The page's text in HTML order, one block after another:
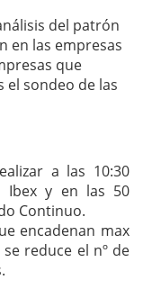
del patrón
en las empresas
que
el sondeo de las
a las 10:30
Ibex y en las 50
Continuo.
encadenan max
reduce el nº de